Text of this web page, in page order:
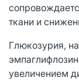
ткани и
Глюкозурия,
увеличением